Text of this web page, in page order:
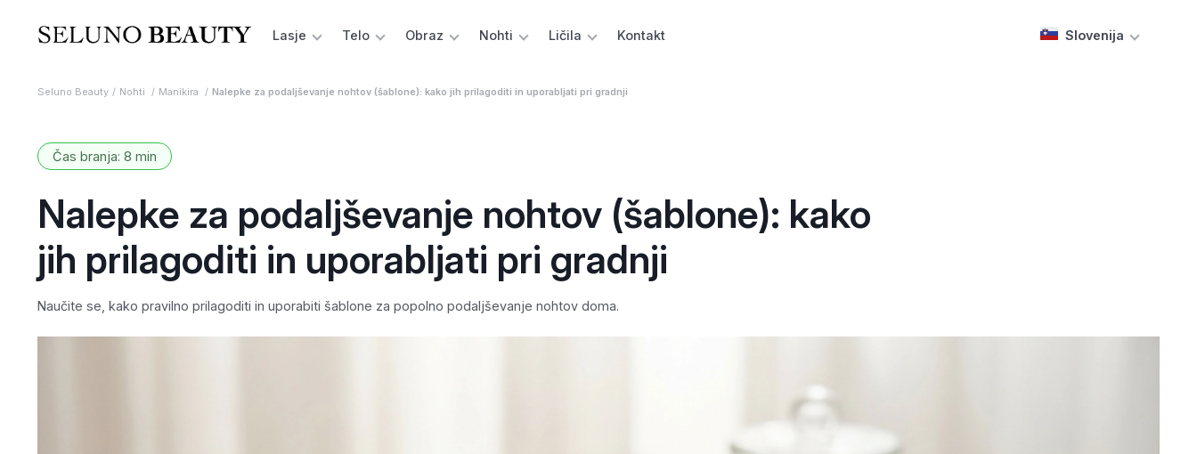
Lasje Telo Obraz Nohti Ličila Kontakt Slovenija
Seluno Beauty Nohti Manikira Nalepke za podaljševanje nohtov (šablone): kako jih prilagoditi in uporabljati pri gradnji
Čas branja: 8 min
Nalepke za podaljševanje nohtov (šablone): kako
jih prilagoditi in uporabljati pri gradnji
Naučite se, kako pravilno prilagoditi in uporabiti šablone za popolno podaljševanje nohtov doma.